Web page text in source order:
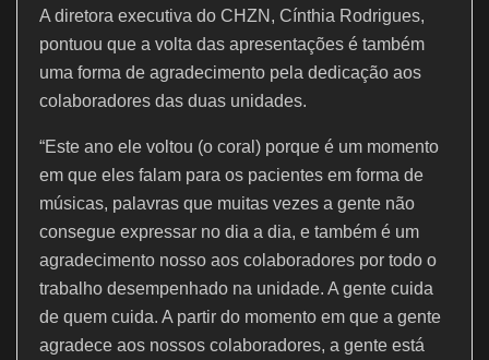
A diretora executiva do CHZN, Cínthia Rodrigues,
pontuou que a volta das apresentações é também
uma forma de agradecimento pela dedicação aos
colaboradores das duas unidades.
“Este ano ele voltou (o coral) porque é um momento
em que eles falam para os pacientes em forma de
músicas, palavras que muitas vezes a gente não
consegue expressar no dia a dia, e também é um
agradecimento nosso aos colaboradores por todo o
trabalho desempenhado na unidade. A gente cuida
de quem cuida. A partir do momento em que a gente
agradece aos nossos colaboradores, a gente está